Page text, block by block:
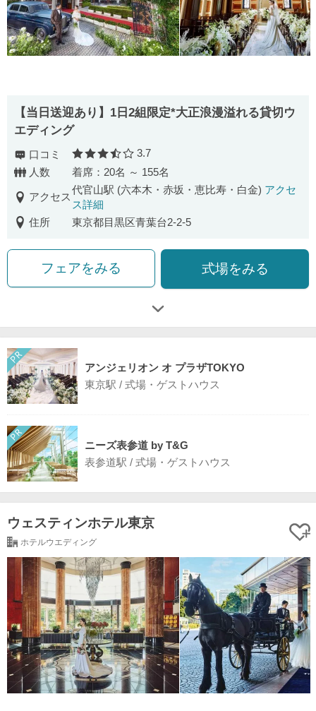
【当日送迎あり】1日2組限定*大正浪漫溢れる貸切ウ
エディング
口コミ 口コミ評価
3.7
人数
着席：20名 ～ 155名
アクセス
代官山駅 (六本木・赤坂・恵比寿・白金) アクセ
ス詳細
住所
東京都目黒区青葉台2-2-5
フェアをみる 式場をみる
アンジェリオン オ プラザTOKYO
東京駅 / 式場・ゲストハウス
ニーズ表参道 by T&G
表参道駅 / 式場・ゲストハウス
ウェスティンホテル東京
ホテルウエディング